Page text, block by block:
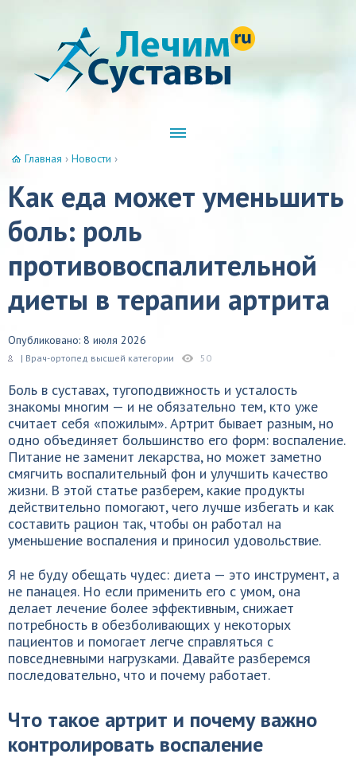
Главная › Новости ›
Как еда может уменьшить
боль: роль
противовоспалительной
диеты в терапии артрита
Опубликовано: 8 июля 2026
| Врач-ортопед высшей категории 50
Боль в суставах, тугоподвижность и усталость
знакомы многим — и не обязательно тем, кто уже
считает себя «пожилым». Артрит бывает разным, но
одно объединяет большинство его форм: воспаление.
Питание не заменит лекарства, но может заметно
смягчить воспалительный фон и улучшить качество
жизни. В этой статье разберем, какие продукты
действительно помогают, чего лучше избегать и как
составить рацион так, чтобы он работал на
уменьшение воспаления и приносил удовольствие.
Я не буду обещать чудес: диета — это инструмент, а
не панацея. Но если применить его с умом, она
делает лечение более эффективным, снижает
потребность в обезболивающих у некоторых
пациентов и помогает легче справляться с
повседневными нагрузками. Давайте разберемся
последовательно, что и почему работает.
Что такое артрит и почему важно
контролировать воспаление